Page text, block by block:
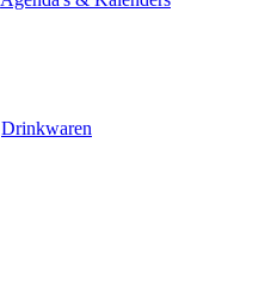
Drinkwaren